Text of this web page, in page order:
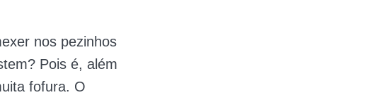
nos pezinhos
Pois é, além
fofura. O